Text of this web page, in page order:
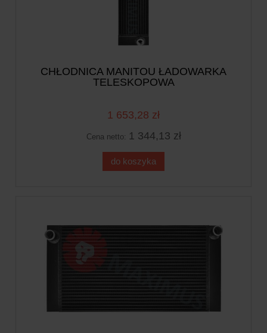
CHŁODNICA MANITOU ŁADOWARKA
TELESKOPOWA
1 653,28 zł
Cena netto: 1 344,13 zł
do koszyka